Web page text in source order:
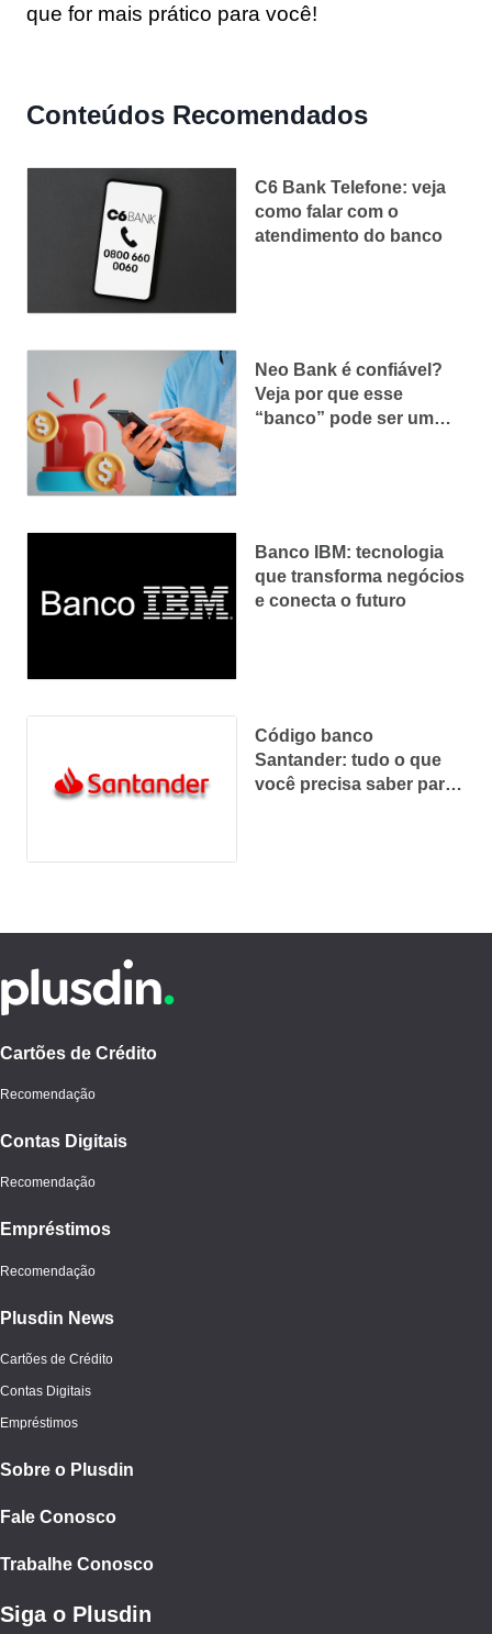
que for mais prático para você!
Conteúdos Recomendados
C6 Bank Telefone: veja
como falar com o
atendimento do banco
Neo Bank é confiável?
Veja por que esse
“banco” pode ser um
Banco IBM: tecnologia
que transforma negócios
e conecta o futuro
Código banco
Santander: tudo o que
você precisa saber para
Cartões de Crédito
Recomendação
Contas Digitais
Recomendação
Empréstimos
Recomendação
Plusdin News
Cartões de Crédito
Contas Digitais
Empréstimos
Sobre o Plusdin
Fale Conosco
Trabalhe Conosco
Siga o Plusdin